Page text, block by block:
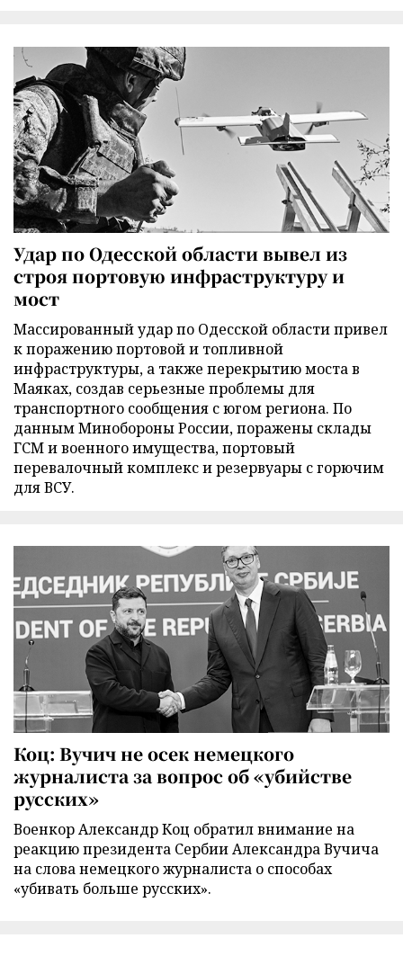
Удар по Одесской области вывел из
строя портовую инфраструктуру и
мост
Массированный удар по Одесской области привел
к поражению портовой и топливной
инфраструктуры, а также перекрытию моста в
Маяках, создав серьезные проблемы для
транспортного сообщения с югом региона. По
данным Минобороны России, поражены склады
ГСМ и военного имущества, портовый
перевалочный комплекс и резервуары с горючим
для ВСУ.
Коц: Вучич не осек немецкого
журналиста за вопрос об «убийстве
русских»
Военкор Александр Коц обратил внимание на
реакцию президента Сербии Александра Вучича
на слова немецкого журналиста о способах
«убивать больше русских».